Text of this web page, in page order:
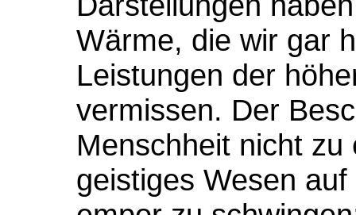
Wärme, die wir gar
Leistungen der
vermissen. Der
Menschheit nicht
geistiges Wesen